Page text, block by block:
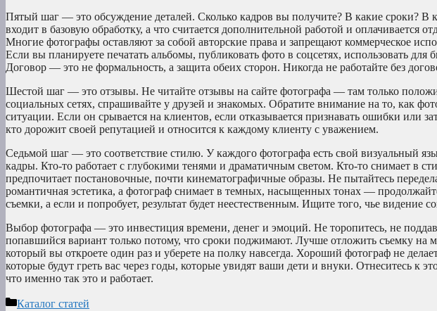
Пятый шаг — это обсуждение деталей. Сколько кадров вы получите? В какие сроки? В
входит в базовую обработку, а что считается дополнительной работой и оплачивается
Многие фотографы оставляют за собой авторские права и запрещают коммерческое
Если вы планируете печатать альбомы, публиковать фото в соцсетях, использовать
Договор — это не формальность, а защита обеих сторон. Никогда не работайте без
Шестой шаг — это отзывы. Не читайте отзывы на сайте фотографа — там только
социальных сетях, спрашивайте у друзей и знакомых. Обратите внимание на то, как
ситуации. Если он срывается на клиентов, если отказывается признавать ошибки или
кто дорожит своей репутацией и относится к каждому клиенту с уважением.
Седьмой шаг — это соответствие стилю. У каждого фотографа есть свой визуальный
кадры. Кто-то работает с глубокими тенями и драматичным светом. Кто-то снимает в
предпочитает постановочные, почти кинематографичные образы. Не пытайтесь
романтичная эстетика, а фотограф снимает в темных, насыщенных тонах —
съемки, а если и попробует, результат будет неестественным. Ищите того, чье видение
Выбор фотографа — это инвестиция времени, денег и эмоций. Не торопитесь, не
попавшийся вариант только потому, что сроки поджимают. Лучше отложить съемку на
который вы откроете один раз и уберете на полку навсегда. Хороший фотограф не
которые будут греть вас через годы, которые увидят ваши дети и внуки. Отнеситесь к
что именно так это и работает.
Рубрики
Каталог статей